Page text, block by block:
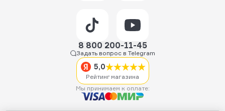
8 800 200-11-45
Задать вопрос в Telegram
5,0
Рейтинг магазина
Мы принимаем к оплате: